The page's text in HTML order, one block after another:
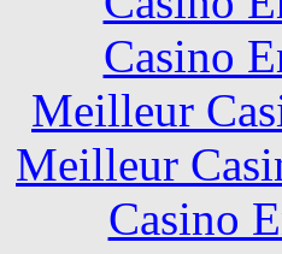
Casino
Meilleur
Meilleur
Casino